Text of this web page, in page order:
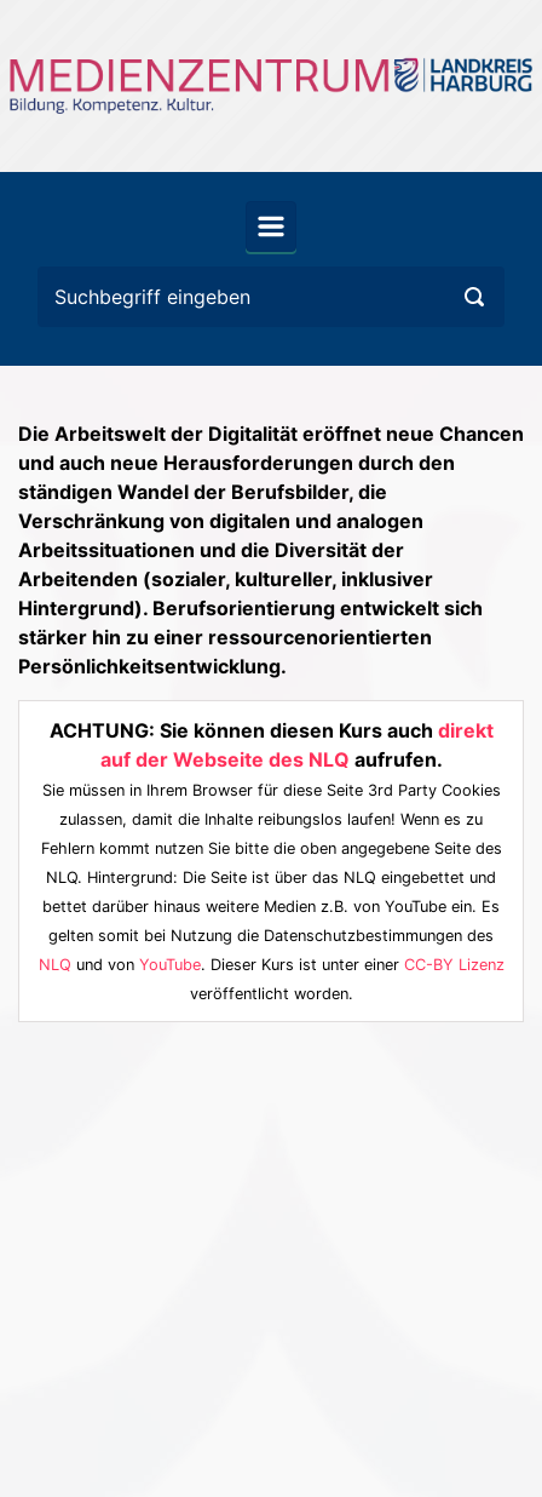
Die Arbeitswelt der Digitalität eröffnet neue Chancen
und auch neue Herausforderungen durch den
ständigen Wandel der Berufsbilder, die
Verschränkung von digitalen und analogen
Arbeitssituationen und die Diversität der
Arbeitenden (sozialer, kultureller, inklusiver
Hintergrund). Berufsorientierung entwickelt sich
stärker hin zu einer ressourcenorientierten
Persönlichkeitsentwicklung.
ACHTUNG: Sie können diesen Kurs auch direkt
auf der Webseite des NLQ aufrufen.
Sie müssen in Ihrem Browser für diese Seite 3rd Party Cookies
zulassen, damit die Inhalte reibungslos laufen! Wenn es zu
Fehlern kommt nutzen Sie bitte die oben angegebene Seite des
NLQ. Hintergrund: Die Seite ist über das NLQ eingebettet und
bettet darüber hinaus weitere Medien z.B. von YouTube ein. Es
gelten somit bei Nutzung die Datenschutzbestimmungen des
NLQ und von YouTube. Dieser Kurs ist unter einer CC-BY Lizenz
veröffentlicht worden.